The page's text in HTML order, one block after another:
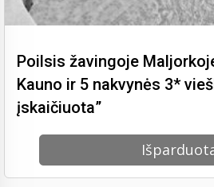
Poilsis žavingoje
Kauno ir 5 nakvynės 3*
įskaičiuota”